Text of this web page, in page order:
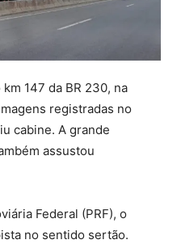
147 da BR 230, na
registradas no
cabine. A grande
assustou
Federal (PRF), o
no sentido sertão.